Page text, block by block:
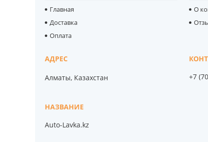
Главная
Доставка
Оплата
О
Алматы, Казахстан
Auto-Lavka.kz
+7